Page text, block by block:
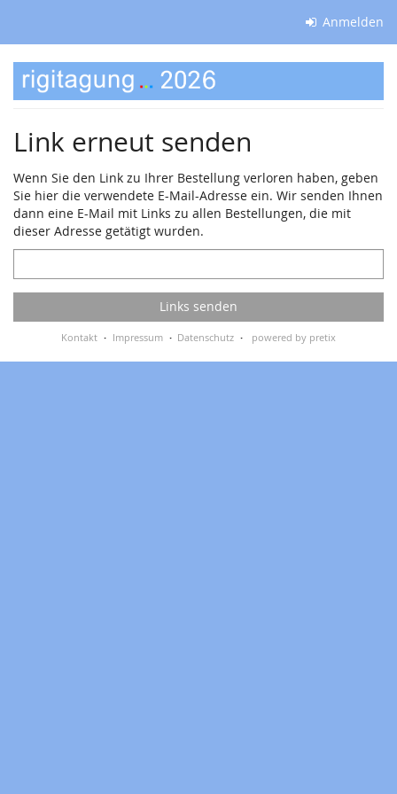
springen
Anmelden
Rigitagung
2026
Link erneut senden
Wenn Sie den Link zu Ihrer Bestellung verloren haben, geben
Sie hier die verwendete E-Mail-Adresse ein. Wir senden Ihnen
dann eine E-Mail mit Links zu allen Bestellungen, die mit
dieser Adresse getätigt wurden.
Mail
Links senden
Kontakt Impressum Datenschutz powered by pretix